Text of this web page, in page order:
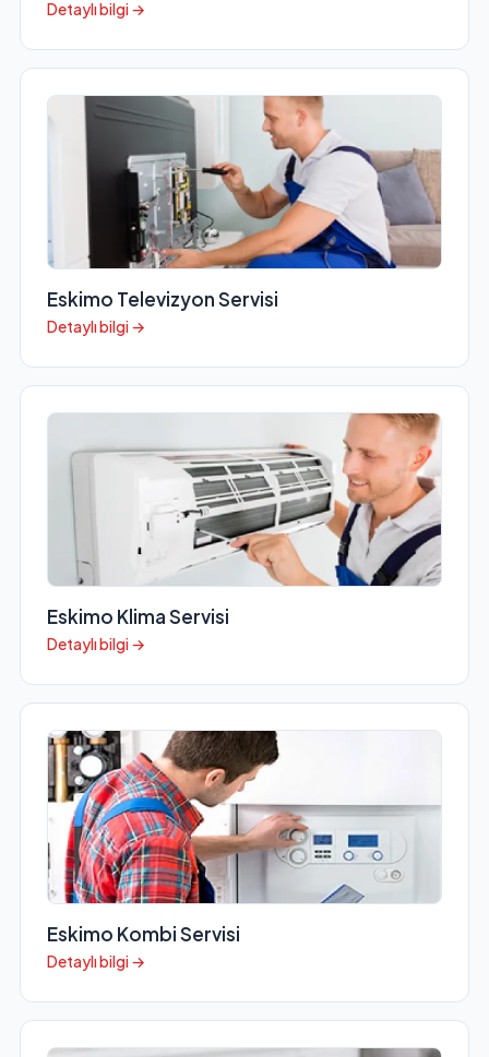
Detaylı bilgi →
Eskimo Televizyon Servisi
Detaylı bilgi →
Eskimo Klima Servisi
Detaylı bilgi →
Eskimo Kombi Servisi
Detaylı bilgi →